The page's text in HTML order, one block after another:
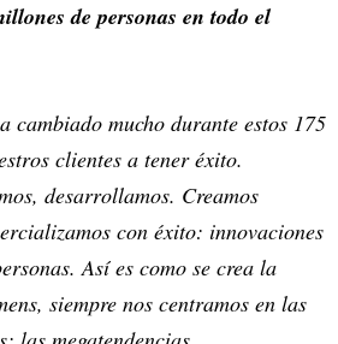
de personas en todo el
cambiado mucho durante estos 175
clientes a tener éxito.
desarrollamos. Creamos
con éxito: innovaciones
Así es como se crea la
siempre nos centramos en las